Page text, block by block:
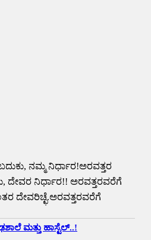
ನಮ್ಮ ನಿರ್ಧಾರ!ಅರವತ್ತರ
ದೇವರ ನಿರ್ಧಾರ!! ಅರವತ್ತರವರೆಗೆ
ದೇವರಿಚ್ಛೆ.ಅರವತ್ತರವರೆಗೆ
ಮತ್ತು ಹಾಸ್ಟೆಲ್..!